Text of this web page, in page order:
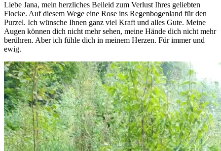
Liebe Jana, mein herzliches Beileid zum Verlust Ihres geliebten
Flocke. Auf diesem Wege eine Rose ins Regenbogenland für den
Purzel. Ich wünsche Ihnen ganz viel Kraft und alles Gute. Meine
Augen können dich nicht mehr sehen, meine Hände dich nicht mehr
berühren. Aber ich fühle dich in meinem Herzen. Für immer und
ewig.